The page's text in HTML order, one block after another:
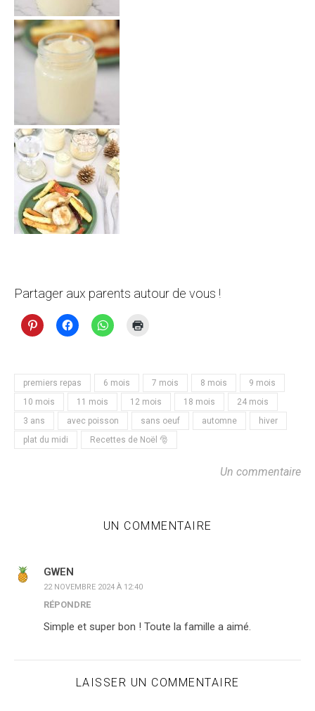
Partager aux parents autour de vous !
premiers repas 6 mois 7 mois 8 mois
9 mois
10 mois
11 mois 12 mois 18 mois
24 mois
3 ans
avec poisson sans oeuf automne
hiver
plat du midi
Recettes de Noël 🎅
Un commentaire
UN COMMENTAIRE
GWEN
22 NOVEMBRE 2024 À 12:40
RÉPONDRE
Simple et super bon ! Toute la famille a aimé.
LAISSER UN COMMENTAIRE